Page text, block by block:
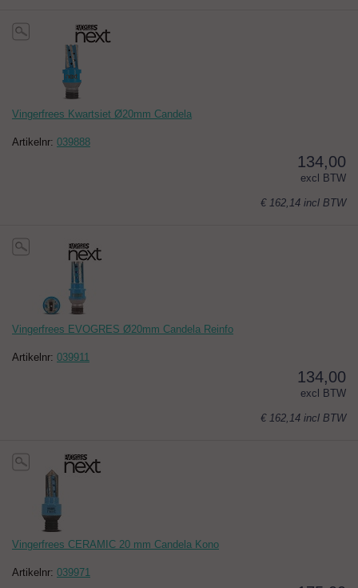
Vingerfrees Kwartsiet Ø20mm Candela
Artikelnr: 039888
134,00
excl BTW
€ 162,14 incl BTW
Vingerfrees EVOGRES Ø20mm Candela Reinfo
Artikelnr: 039911
134,00
excl BTW
€ 162,14 incl BTW
Vingerfrees CERAMIC 20 mm Candela Kono
Artikelnr: 039971